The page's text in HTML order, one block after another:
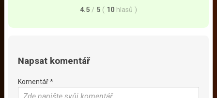
4.5 / 5 ( 10 hlasů )
Napsat komentář
Komentář *